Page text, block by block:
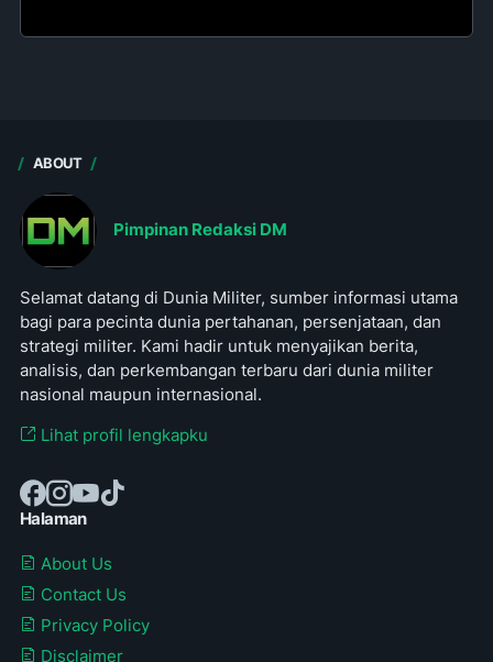
ABOUT
Pimpinan Redaksi DM
Selamat datang di Dunia Militer, sumber informasi utama
bagi para pecinta dunia pertahanan, persenjataan, dan
strategi militer. Kami hadir untuk menyajikan berita,
analisis, dan perkembangan terbaru dari dunia militer
nasional maupun internasional.
Lihat profil lengkapku
Halaman
About Us
Contact Us
Privacy Policy
Disclaimer